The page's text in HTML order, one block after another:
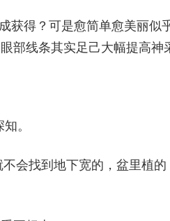
获得？可是愈简单愈美丽似
部线条其实足己大幅提高神
。
会找到地下宽的，盆里植